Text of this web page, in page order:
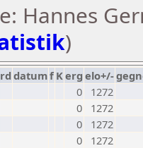
Hannes
)
rd datumf Kerg elo+/-
0
1272
0
1272
0
1272
0
1272